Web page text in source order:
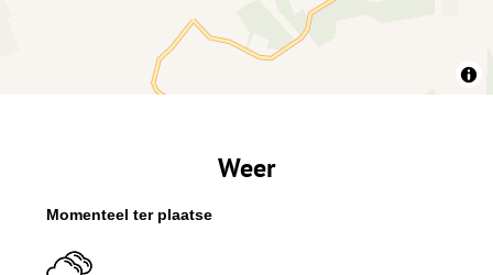
Weer
Momenteel ter plaatse